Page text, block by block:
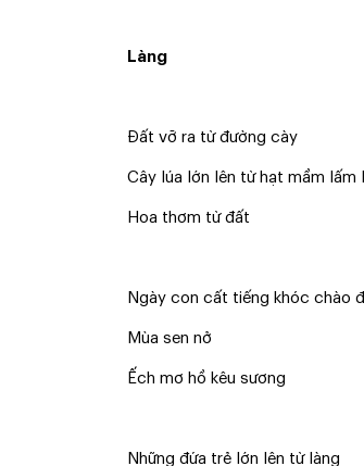
Làng
Đất vỡ ra từ đường cày
Cây lúa lớn lên từ hạt mầm lấm
Hoa thơm từ đất
Ngày con cất tiếng khóc chào
Mùa sen nở
Ếch mơ hồ kêu sương
Những đứa trẻ lớn lên từ làng